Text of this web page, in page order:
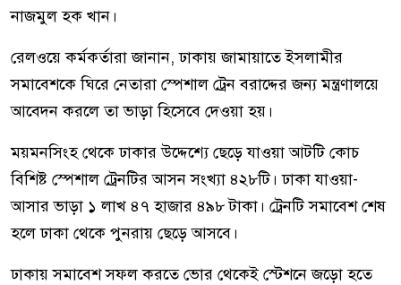
নাজমুল হক খান।
রেলওয়ে কর্মকর্তারা জানান, ঢাকায় জামায়াতে ইসলামীর
সমাবেশকে ঘিরে নেতারা স্পেশাল ট্রেন বরাদ্দের জন্য মন্ত্রণালয়ে
আবেদন করলে তা ভাড়া হিসেবে দেওয়া হয়।
ময়মনসিংহ থেকে ঢাকার উদ্দেশ্যে ছেড়ে যাওয়া আটটি কোচ
বিশিষ্ট স্পেশাল ট্রেনটির আসন সংখ্যা ৪২৮টি। ঢাকা যাওয়া-
আসার ভাড়া ১ লাখ ৪৭ হাজার ৪৯৮ টাকা। ট্রেনটি সমাবেশ শেষ
হলে ঢাকা থেকে পুনরায় ছেড়ে আসবে।
ঢাকায় সমাবেশ সফল করতে ভোর থেকেই স্টেশনে জড়ো হতে